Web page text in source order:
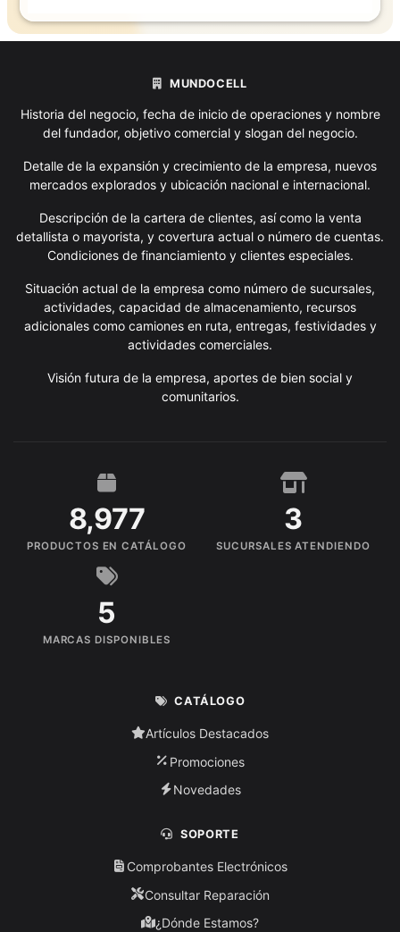
MUNDOCELL
Historia del negocio, fecha de inicio de operaciones y nombre
del fundador, objetivo comercial y slogan del negocio.
Detalle de la expansión y crecimiento de la empresa, nuevos
mercados explorados y ubicación nacional e internacional.
Descripción de la cartera de clientes, así como la venta
detallista o mayorista, y covertura actual o número de cuentas.
Condiciones de financiamiento y clientes especiales.
Situación actual de la empresa como número de sucursales,
actividades, capacidad de almacenamiento, recursos
adicionales como camiones en ruta, entregas, festividades y
actividades comerciales.
Visión futura de la empresa, aportes de bien social y
comunitarios.
8,977
PRODUCTOS EN CATÁLOGO
3
SUCURSALES ATENDIENDO
5
MARCAS DISPONIBLES
CATÁLOGO
Artículos Destacados
Promociones
Novedades
SOPORTE
Comprobantes Electrónicos
Consultar Reparación
¿Dónde Estamos?